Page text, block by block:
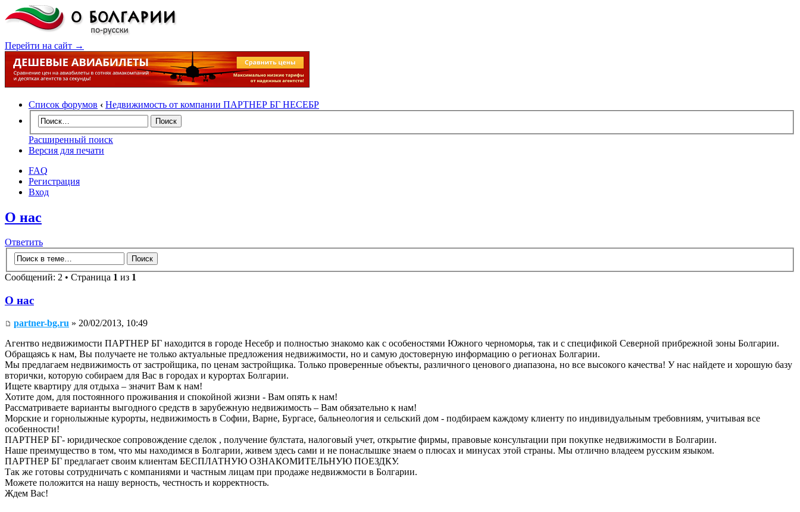
Перейти на сайт →
Список форумов ‹ Недвижимость от компании ПАРТНЕР БГ НЕСЕБР
Расширенный поиск
Версия для печати
FAQ
Регистрация
Вход
О нас
Ответить
Сообщений: 2 • Страница 1 из 1
О нас
partner-bg.ru » 20/02/2013, 10:49
Агентво недвижимости ПАРТНЕР БГ находится в городе Несебр и полностью знакомо как с особеностями Южного черноморья, так и с спецификой Северной прибрежной зоны Болгарии.
Обращаясь к нам, Вы получаете не только актуальные предложения недвижимости, но и самую достоверную информацию о регионах Болгарии.
Мы предлагаем недвижимость от застройщика, по ценам застройщика. Только проверенные объекты, различного ценового диапазона, но все высокого качества! У нас найдете и хорошую базу
вторички, которую собираем для Вас в городах и курортах Болгарии.
Ищете квартиру для отдыха – значит Вам к нам!
Хотите дом, для постоянного проживания и спокойной жизни - Вам опять к нам!
Рассматриваете варианты выгодного средств в зарубежную недвижимость – Вам обязательно к нам!
Морские и горнолыжные курорты, недвижимость в Софии, Варне, Бургасе, бальнеология и сельский дом - подбираем каждому клиенту по индивидуальным требовниям, учитывая все
особенности!
ПАРТНЕР БГ- юридическое сопровождение сделок , получение булстата, налоговый учет, открытие фирмы, правовые консультации при покупке недвижимости в Болгарии.
Наше преимущество в том, что мы находимся в Болгарии, живем здесь сами и не понаслышке знаем о плюсах и минусах этой страны. Мы отлично владеем русским языком.
ПАРТНЕР БГ предлагает своим клиентам БЕСПЛАТНУЮ ОЗНАКОМИТЕЛЬНУЮ ПОЕЗДКУ.
Так же готовы сотрудничать с компаниями и частным лицам при продаже недвижмости в Болгарии.
Можете положится на нашу верность, честность и корректность.
Ждем Вас!